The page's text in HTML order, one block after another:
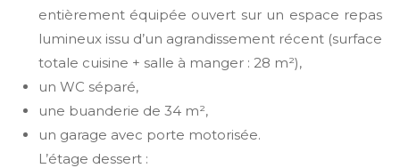
entièrement équipée ouvert sur un espace repas
lumineux issu d’un agrandissement récent (surface
totale cuisine + salle à manger : 28 m²),
un WC séparé,
une buanderie de 34 m²,
un garage avec porte motorisée.
L’étage dessert :